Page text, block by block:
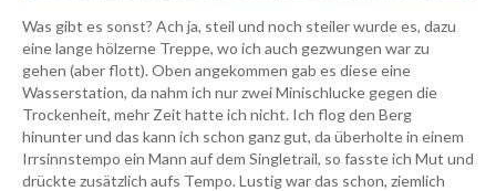
Was gibt es sonst? Ach ja, steil und noch steiler wurde es, dazu
eine lange hölzerne Treppe, wo ich auch gezwungen war zu
gehen (aber flott). Oben angekommen gab es diese eine
Wasserstation, da nahm ich nur zwei Minischlucke gegen die
Trockenheit, mehr Zeit hatte ich nicht. Ich flog den Berg
hinunter und das kann ich schon ganz gut, da überholte in einem
Irrsinnstempo ein Mann auf dem Singletrail, so fasste ich Mut und
drückte zusätzlich aufs Tempo. Lustig war das schon, ziemlich